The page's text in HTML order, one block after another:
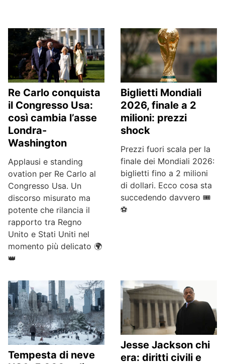
Re Carlo conquista
il Congresso Usa:
così cambia l’asse
Londra-
Washington
Applausi e standing
ovation per Re Carlo al
Congresso Usa. Un
discorso misurato ma
potente che rilancia il
rapporto tra Regno
Unito e Stati Uniti nel
momento più delicato 🌍
👑
Biglietti Mondiali
2026, finale a 2
milioni: prezzi
shock
Prezzi fuori scala per la
finale dei Mondiali 2026:
biglietti fino a 2 milioni
di dollari. Ecco cosa sta
succedendo davvero 🎟️
⚽
Tempesta di neve
Jesse Jackson chi
era: diritti civili e